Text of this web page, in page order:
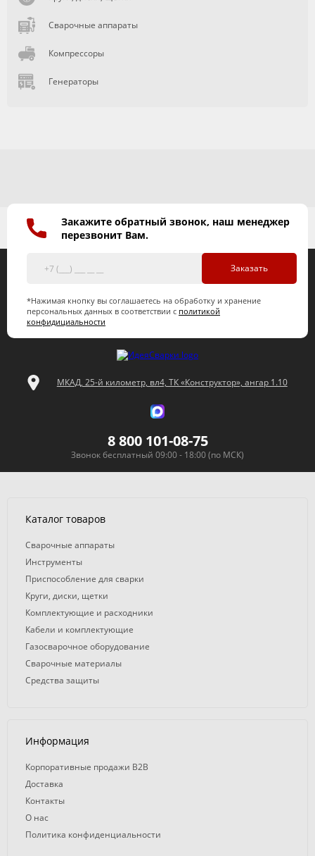
Сварочные аппараты
Компрессоры
Генераторы
Закажите обратный звонок, наш менеджер
перезвонит Вам.
Заказать
*Нажимая кнопку вы соглашаетесь на обработку и хранение
персональных данных в соответствии с политикой
конфидициальности
МКАД, 25-й километр, вл4, ТК «Конструктор», ангар 1.10
8 800 101-08-75
Звонок бесплатный 09:00 - 18:00 (по МСК)
Каталог товаров
Сварочные аппараты
Инструменты
Приспособление для сварки
Круги, диски, щетки
Комплектующие и расходники
Кабели и комплектующие
Газосварочное оборудование
Сварочные материалы
Средства защиты
Информация
Корпоративные продажи B2B
Доставка
Контакты
О нас
Политика конфиденциальности